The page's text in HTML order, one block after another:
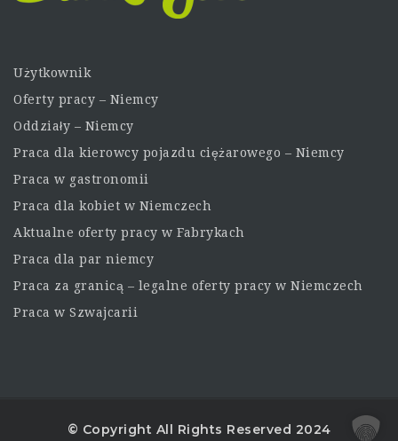
Użytkownik
Oferty pracy – Niemcy
Oddziały – Niemcy
Praca dla kierowcy pojazdu ciężarowego – Niemcy
Praca w gastronomii
Praca dla kobiet w Niemczech
Aktualne oferty pracy w Fabrykach
Praca dla par niemcy
Praca za granicą – legalne oferty pracy w Niemczech
Praca w Szwajcarii
© Copyright All Rights Reserved 2024